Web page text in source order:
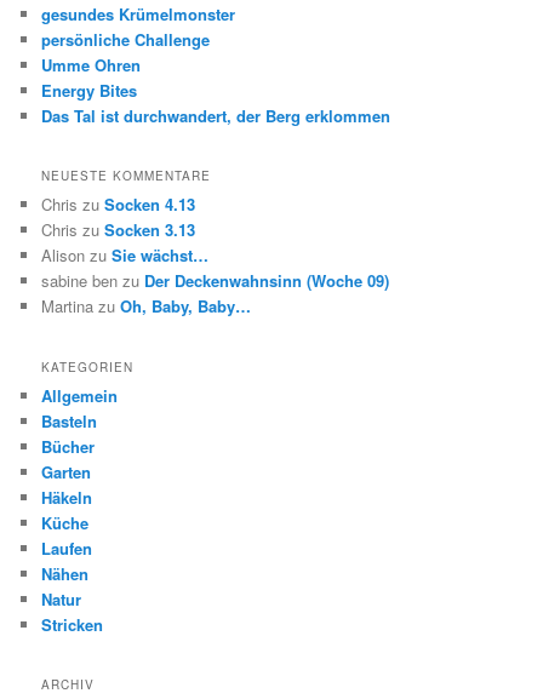
gesundes Krümelmonster
persönliche Challenge
Umme Ohren
Energy Bites
Das Tal ist durchwandert, der Berg erklommen
NEUESTE KOMMENTARE
Chris zuSocken 4.13
Chris zuSocken 3.13
Alison zuSie wächst…
sabine ben zu Der Deckenwahnsinn (Woche 09)
Martina zuOh, Baby, Baby…
KATEGORIEN
Allgemein
Basteln
Bücher
Garten
Häkeln
Küche
Laufen
Nähen
Natur
Stricken
ARCHIV